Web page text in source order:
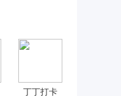
丁丁打卡